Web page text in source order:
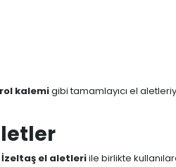
kalemigibi tamamlayıcı el
İzeltaş el aletleriile birlikte